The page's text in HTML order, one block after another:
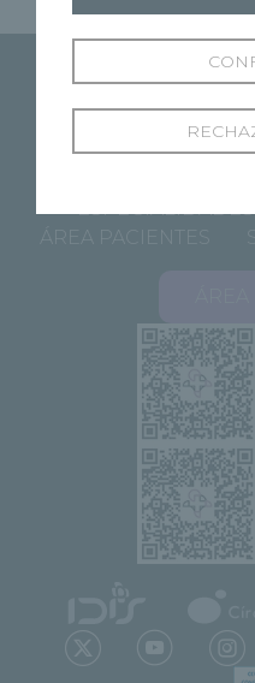
ESPECIALIDADES
ÁREA PACIENTES